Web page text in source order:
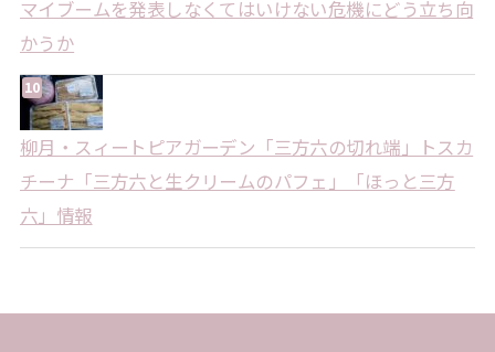
マイブームを発表しなくてはいけない危機にどう立ち向
かうか
柳月・スィートピアガーデン「三方六の切れ端」トスカ
チーナ「三方六と生クリームのパフェ」「ほっと三方
六」情報